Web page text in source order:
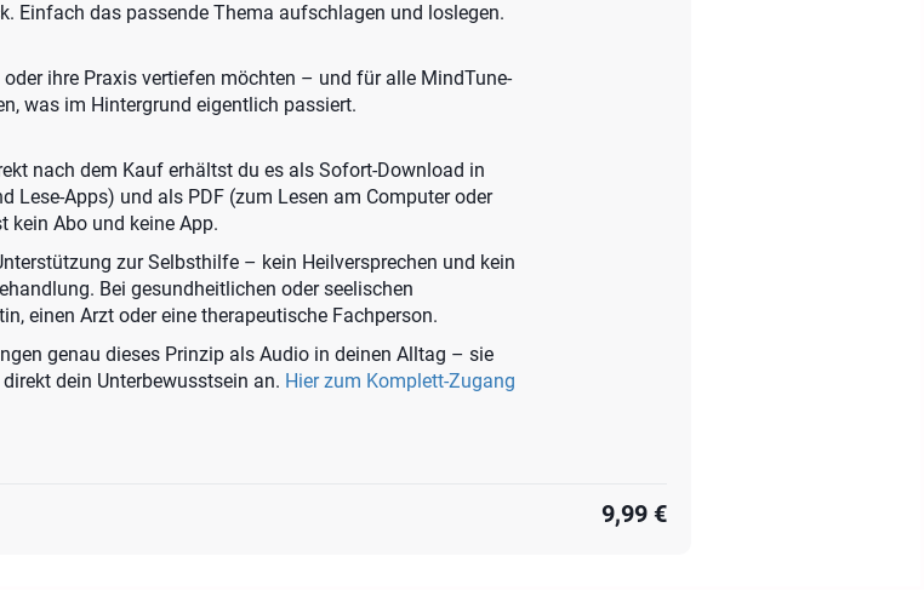
Einfach das passende Thema aufschlagen und loslegen.
ihre Praxis vertiefen möchten – und für alle MindTune-
was im Hintergrund eigentlich passiert.
nach dem Kauf erhältst du es als Sofort-Download in
Lese-Apps) und als PDF (zum Lesen am Computer oder
kein Abo und keine App.
zur Selbsthilfe – kein Heilversprechen und kein
Bei gesundheitlichen oder seelischen
einen Arzt oder eine therapeutische Fachperson.
genau dieses Prinzip als Audio in deinen Alltag – sie
dein Unterbewusstsein an. Hier zum Komplett-Zugang
9,99 €